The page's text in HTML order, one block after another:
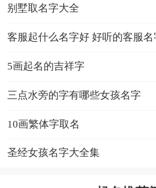
别墅取名字大全
客服起什么名字好 好听的客服名
5画起名的吉祥字
三点水旁的字有哪些女孩名字
10画繁体字取名
圣经女孩名字大全集